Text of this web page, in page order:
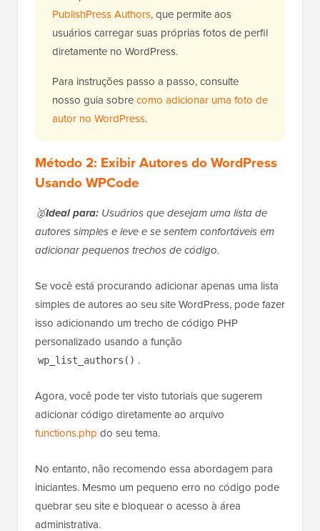
PublishPress Authors, que permite aos
usuários carregar suas próprias fotos de perfil
diretamente no WordPress.
Para instruções passo a passo, consulte
nosso guia sobrecomo adicionar uma foto de
autor no WordPress.
Método 2: Exibir Autores do WordPress
Usando WPCode
🥈Ideal para: Usuários que desejam uma lista de
autores simples e leve e se sentem confortáveis em
adicionar pequenos trechos de código.
Se você está procurando adicionar apenas uma lista
simples de autores ao seu site WordPress, pode fazer
isso adicionando um trecho de código PHP
personalizado usando a função
wp_list_authors() .
Agora, você pode ter visto tutoriais que sugerem
adicionar código diretamente ao arquivo
functions.php do seu tema.
No entanto, não recomendo essa abordagem para
iniciantes. Mesmo um pequeno erro no código pode
quebrar seu site e bloquear o acesso à área
administrativa.